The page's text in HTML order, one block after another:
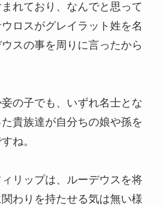
れており、なんでと思って
ロスがグレイラット姓を名
スの事を周りに言ったから
の子でも、いずれ名士とな
貴族達が自分ちの娘や孫を
ね。
リップは、ルーデウスを将
わりを持たせる気は無い様